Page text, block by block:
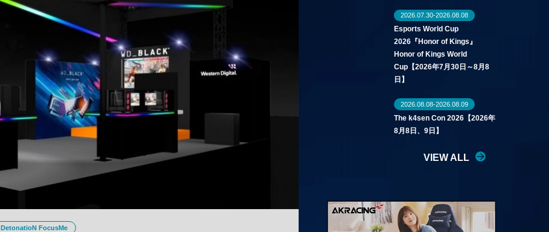
DetonatioN FocusMe
2026.07.30-2026.08.08
Esports World Cup
2026『Honor of Kings』
Honor of Kings World
Cup【2026年7月30日～8月8
日】
2026.08.08-2026.08.09
The k4sen Con 2026【2026年
8月8日、9日】
VIEW ALL